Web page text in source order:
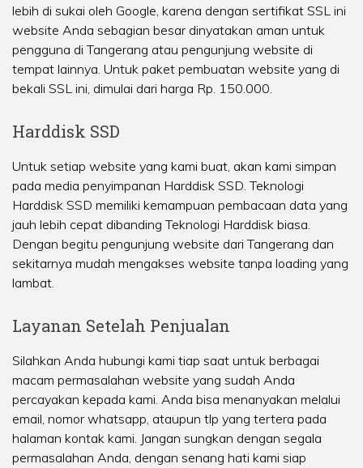
lebih di sukai oleh Google, karena dengan sertifikat SSL ini
website Anda sebagian besar dinyatakan aman untuk
pengguna di Tangerang atau pengunjung website di
tempat lainnya. Untuk paket pembuatan website yang di
bekali SSL ini, dimulai dari harga Rp. 150.000.
Harddisk SSD
Untuk setiap website yang kami buat, akan kami simpan
pada media penyimpanan Harddisk SSD. Teknologi
Harddisk SSD memiliki kemampuan pembacaan data yang
jauh lebih cepat dibanding Teknologi Harddisk biasa.
Dengan begitu pengunjung website dari Tangerang dan
sekitarnya mudah mengakses website tanpa loading yang
lambat.
Layanan Setelah Penjualan
Silahkan Anda hubungi kami tiap saat untuk berbagai
macam permasalahan website yang sudah Anda
percayakan kepada kami. Anda bisa menanyakan melalui
email, nomor whatsapp, ataupun tlp yang tertera pada
halaman kontak kami. Jangan sungkan dengan segala
permasalahan Anda, dengan senang hati kami siap